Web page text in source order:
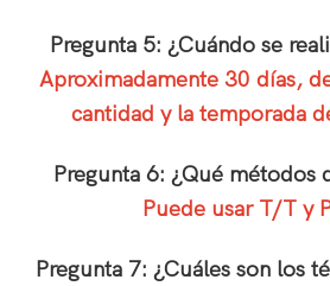
Pregunta 5: ¿Cuándo se
Aproximadamente 30 días,
cantidad y la temporada
Pregunta 6: ¿Qué métodos
Puede usar T/T y
Pregunta 7: ¿Cuáles son los